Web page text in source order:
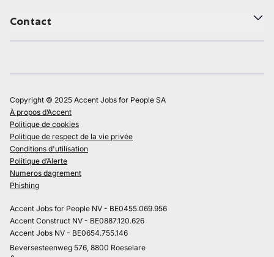
Contact
Copyright © 2025 Accent Jobs for People SA
À propos d’Accent
Politique de cookies
Politique de respect de la vie privée
Conditions d'utilisation
Politique d’Alerte
Numeros dagrement
Phishing
Accent Jobs for People NV - BE0455.069.956
Accent Construct NV - BE0887.120.626
Accent Jobs NV - BE0654.755.146
Beversesteenweg 576, 8800 Roeselare